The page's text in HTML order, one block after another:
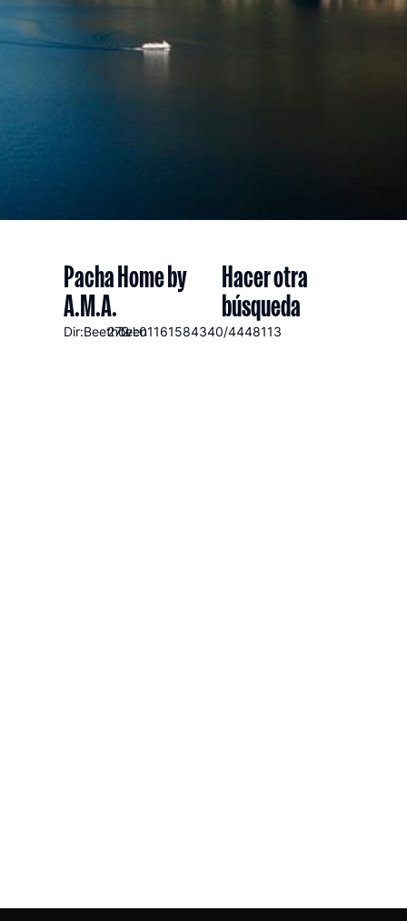
Pacha Home by
A.M.A.
Dir:Beethoven
272Tel:01161584340/4448113
Hacer otra
búsqueda